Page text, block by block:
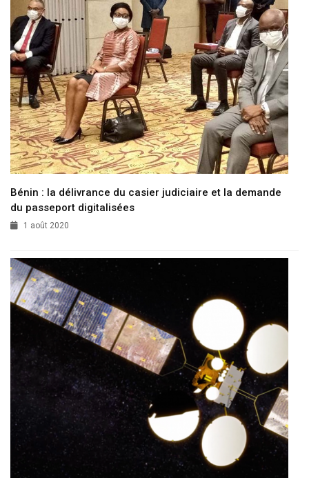
Bénin : la délivrance du casier judiciaire et la demande
du passeport digitalisées
1 août 2020